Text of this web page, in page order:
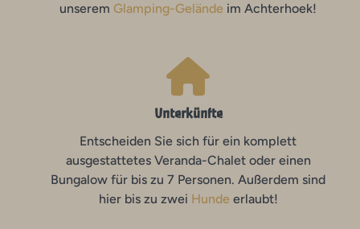
unserem Glamping-Gelände im Achterhoek!
Unterkünfte
Entscheiden Sie sich für ein komplett
ausgestattetes Veranda-Chalet oder einen
Bungalow für bis zu 7 Personen. Außerdem sind
hier bis zu zwei Hunde erlaubt!